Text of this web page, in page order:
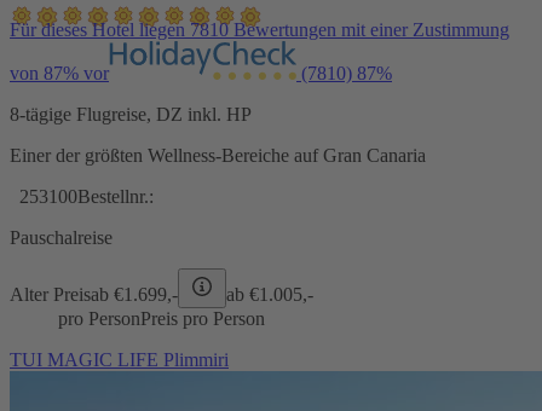
Für dieses Hotel liegen 7810 Bewertungen mit einer Zustimmung
von 87% vor (7810) 87%
8-tägige Flugreise, DZ inkl. HP
Einer der größten Wellness-Bereiche auf Gran Canaria
253100Bestellnr.:
Pauschalreise
Alter Preisab €1.699,- ab €1.005,-
pro PersonPreis pro Person
TUI MAGIC LIFE Plimmiri